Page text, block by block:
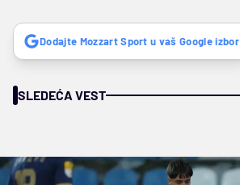
Dodajte Mozzart Sport u vaš Google izbor
SLEDEĆA VEST